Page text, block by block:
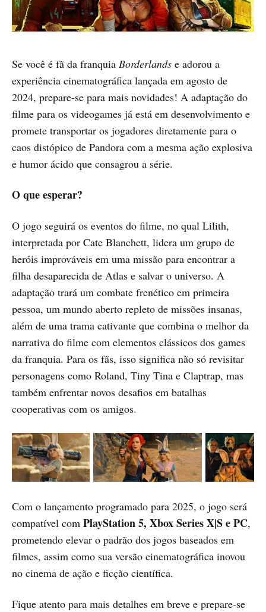
Se você é fã da franquia Borderlands e adorou a
experiência cinematográfica lançada em agosto de
2024, prepare-se para mais novidades! A adaptação do
filme para os videogames já está em desenvolvimento e
promete transportar os jogadores diretamente para o
caos distópico de Pandora com a mesma ação explosiva
e humor ácido que consagrou a série.
O que esperar?
O jogo seguirá os eventos do filme, no qual Lilith,
interpretada por Cate Blanchett, lidera um grupo de
heróis improváveis em uma missão para encontrar a
filha desaparecida de Atlas e salvar o universo. A
adaptação trará um combate frenético em primeira
pessoa, um mundo aberto repleto de missões insanas,
além de uma trama cativante que combina o melhor da
narrativa do filme com elementos clássicos dos games
da franquia. Para os fãs, isso significa não só revisitar
personagens como Roland, Tiny Tina e Claptrap, mas
também enfrentar novos desafios em batalhas
cooperativas com os amigos.
Com o lançamento programado para 2025, o jogo será
compatível com PlayStation 5, Xbox Series X|S e PC,
prometendo elevar o padrão dos jogos baseados em
filmes, assim como sua versão cinematográfica inovou
no cinema de ação e ficção científica.
Fique atento para mais detalhes em breve e prepare-se